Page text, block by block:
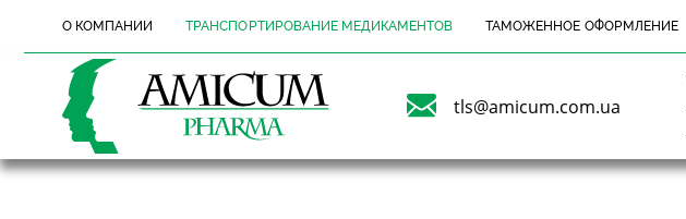
О КОМПАНИИ ТРАНСПОРТИРОВАНИЕ МЕДИКАМЕНТОВ ТАМОЖЕННОЕ ОФОРМЛЕНИЕ
tls@amicum.com.ua